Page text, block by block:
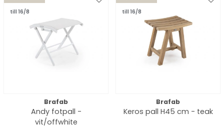
till 16/8
Brafab
Andy fotpall -
vit/offwhite
till 16/8
Brafab
Keros pall H45 cm - teak